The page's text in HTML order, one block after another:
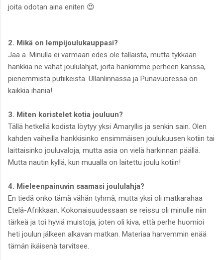
joita odotan aina eniten 😍
2. Mikä on lempijoulukauppasi?
Jaa a. Minulla ei varmaan edes ole tällaista, mutta tykkään
hankkia ne vähät joululahjat, joita hankimme perheen kanssa,
pienemmistä putiikeista. Ullanlinnassa ja Punavuoressa on
kaikkia ihania!
3. Miten koristelet kotia jouluun?
Tällä hetkellä kodista löytyy yksi Amaryllis ja senkin sain. Olen
kahden vaiheilla hankkisinko ensimmäisen joulukuusen kotiin tai
laittaisinko jouluvaloja, mutta asia on vielä harkinnan päällä.
Mutta nautin kyllä, kun muualla on laitettu joulu kotiin!
4. Mieleenpainuvin saamasi joululahja?
En tiedä onko tämä vähän tyhmä, mutta yksi oli matkarahaa
Etelä-Afrikkaan. Kokonaisuudessaan se reissu oli minulle niin
tärkeä ja toi hyviä muistoja, joten oli kiva, että perhe huomioi
heti joulun jälkeen alkavan matkan. Materiaa harvemmin enää
tämän ikäisenä tarvitsee.